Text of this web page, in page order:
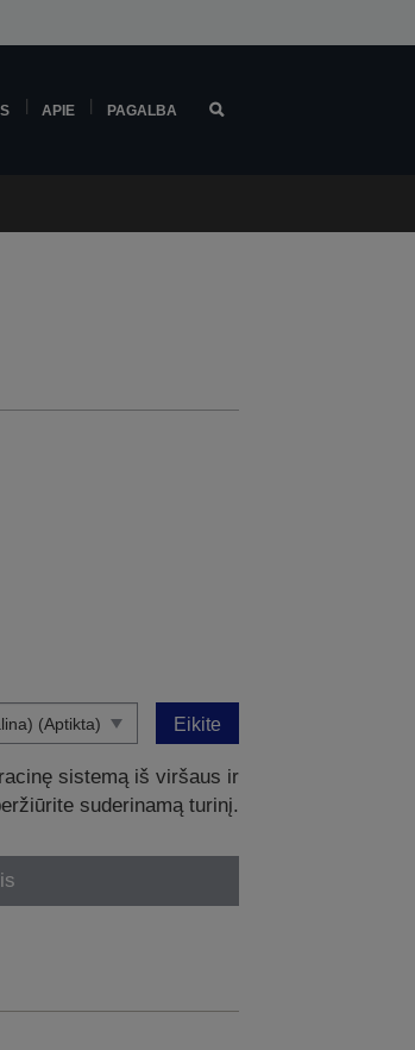
APIE PAGALBA
Eikite
sistemą iš viršaus ir
suderinamą turinį.